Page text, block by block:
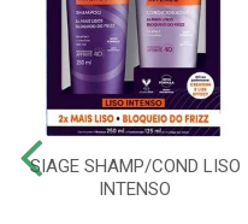
SIAGE SHAMP/COND LISO
INTENSO